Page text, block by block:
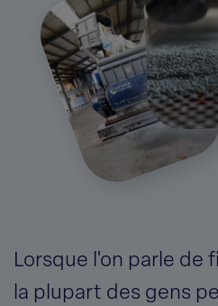
Lorsque l'on parle de
la plupart des gens